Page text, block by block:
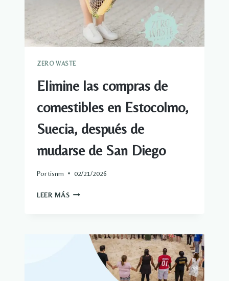
PURO
ZERO WASTE
Elimine las compras de
comestibles en Estocolmo,
Suecia, después de
mudarse de San Diego
Portisnm 02/21/2026
LEER MÁS ELIMINE
COMESTIBLES
ESTOCOLMO,